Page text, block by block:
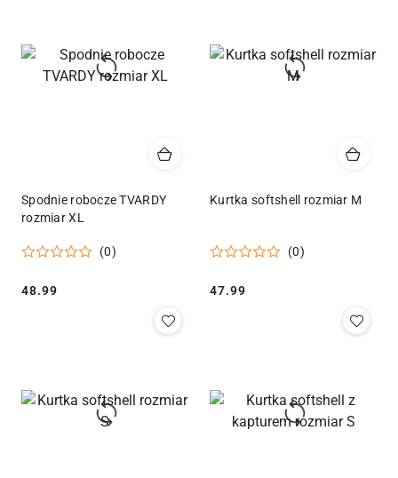
Spodnie robocze TVARDY
rozmiar XL
(0)
Cena:
48.99
Kurtka softshell rozmiar M
(0)
Cena:
47.99